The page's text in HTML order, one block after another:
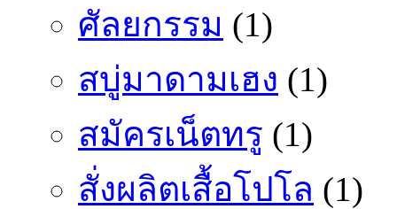
ศัลยกรรม (1)
สบู่มาดามเฮง (1)
สมัครเน็ตทรู (1)
สั่งผลิตเสื้อโปโล (1)